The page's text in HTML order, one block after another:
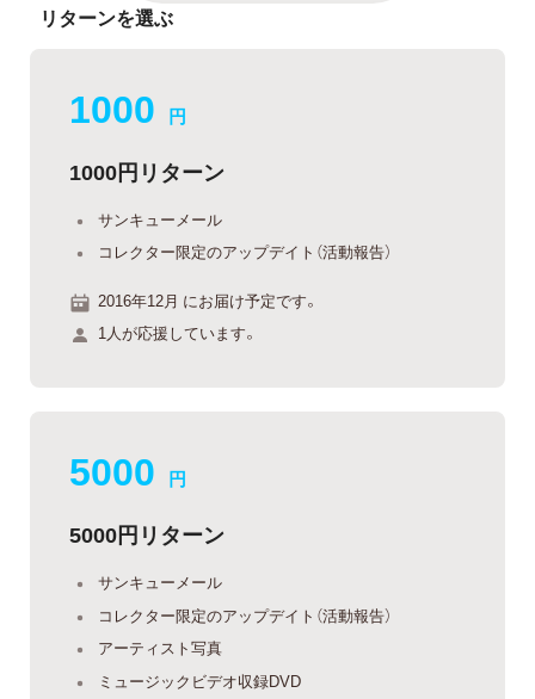
リターンを選ぶ
1000 円
1000円リターン
サンキューメール
コレクター限定のアップデイト（活動報告）
2016年12月 にお届け予定です。
1人が応援しています。
5000 円
5000円リターン
サンキューメール
コレクター限定のアップデイト（活動報告）
アーティスト写真
ミュージックビデオ収録DVD